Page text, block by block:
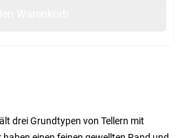
drei Grundtypen von Tellern mit